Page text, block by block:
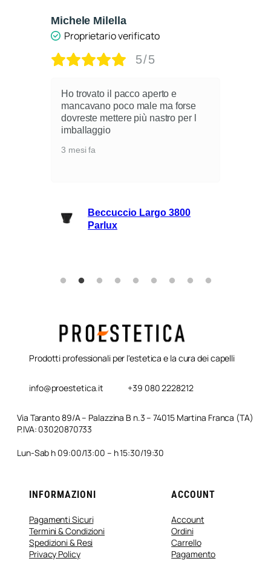
Michele Milella
Proprietario verificato
5/5
Ho trovato il pacco aperto e
mancavano poco male ma forse
dovreste mettere più nastro per l
imballaggio
3 mesi fa
Beccuccio Largo 3800
Parlux
Prodotti professionali per l'estetica e la cura dei capelli
info@proestetica.it +39 080 2228212
Via Taranto 89/A – Palazzina B n.3 – 74015 Martina Franca (TA)
P.IVA: 03020870733
Lun-Sab h 09:00/13:00 – h 15:30/19:30
INFORMAZIONI
Pagamenti Sicuri
Termini & Condizioni
Spedizioni & Resi
Privacy Policy
ACCOUNT
Account
Ordini
Carrello
Pagamento